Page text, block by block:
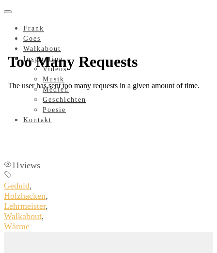
Frank
Goes
Walkabout
Inspiration
Videos
Musik
Medien
Geschichten
Poesie
Kontakt
11views
Geduld,
Holzhacken,
Lehrmeister,
Walkabout,
Wärme